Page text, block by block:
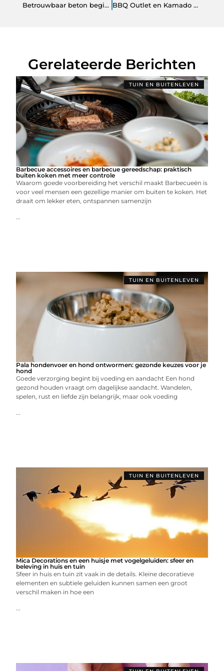
Betrouwbaar beton begint met een bouwtechnische keuring BBQ Outlet en Kamado BBQ: Topkwaliteit Buiten Koken voor een Goede Prijs
Gerelateerde Berichten
TUIN EN BUITENLEVEN
Barbecue accessoires en barbecue gereedschap: praktisch
buiten koken met meer controle
Waarom goede voorbereiding het verschil maakt Barbecueën is
voor veel mensen een gezellige manier om buiten te koken. Het
draait om lekker eten, ontspannen samenzijn
...
TUIN EN BUITENLEVEN
Pala hondenvoer en hond ontwormen: gezonde keuzes voor je
hond
Goede verzorging begint bij voeding en aandacht Een hond
gezond houden vraagt om dagelijkse aandacht. Wandelen,
spelen, rust en liefde zijn belangrijk, maar ook voeding
...
TUIN EN BUITENLEVEN
Mica Decorations en een huisje met vogelgeluiden: sfeer en
beleving in huis en tuin
Sfeer in huis en tuin zit vaak in de details. Kleine decoratieve
elementen en subtiele geluiden kunnen samen een groot
verschil maken in hoe een
...